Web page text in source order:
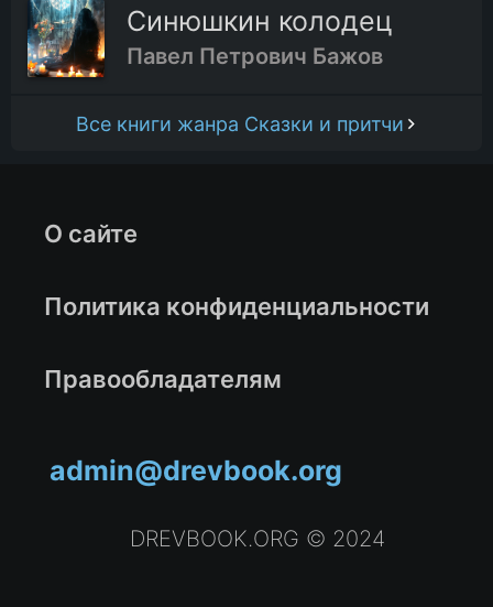
Синюшкин колодец
Павел Петрович Бажов
Все книги жанра Сказки и притчи
О сайте
Политика конфиденциальности
Правообладателям
admin@drevbook.org
DREVBOOK.ORG © 2024